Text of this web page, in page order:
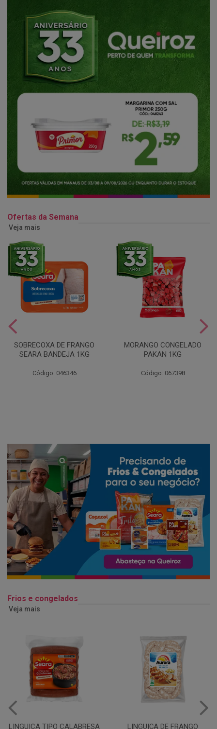
Ofertas da Semana
Veja mais
SOBRECOXA DE FRANGO
SEARA BANDEJA 1KG
Código: 046346
MORANGO CONGELADO
PAKAN 1KG
Código: 067398
Frios e congelados
Veja mais
LINGUIÇA DE FRANGO QUEIJO MUSSARELA